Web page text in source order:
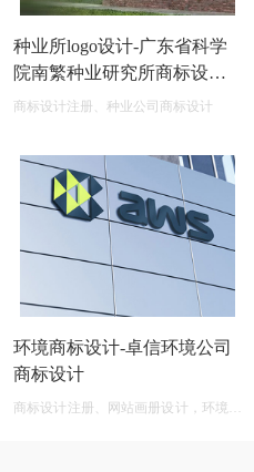
种业所logo设计-广东省科学
院南繁种业研究所商标设计
公司
商标设计注册、种业公司商标设计
环境商标设计-卓信环境公司
商标设计
商标设计注册、网站画册设计，环境商